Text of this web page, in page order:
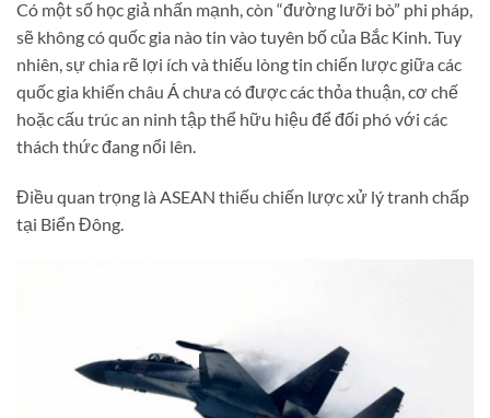
Có một số học giả nhấn mạnh, còn “đường lưỡi bò” phi pháp,
sẽ không có quốc gia nào tin vào tuyên bố của Bắc Kinh. Tuy
nhiên, sự chia rẽ lợi ích và thiếu lòng tin chiến lược giữa các
quốc gia khiến châu Á chưa có được các thỏa thuận, cơ chế
hoặc cấu trúc an ninh tập thể hữu hiệu để đối phó với các
thách thức đang nổi lên.
Điều quan trọng là ASEAN thiếu chiến lược xử lý tranh chấp
tại Biển Đông.